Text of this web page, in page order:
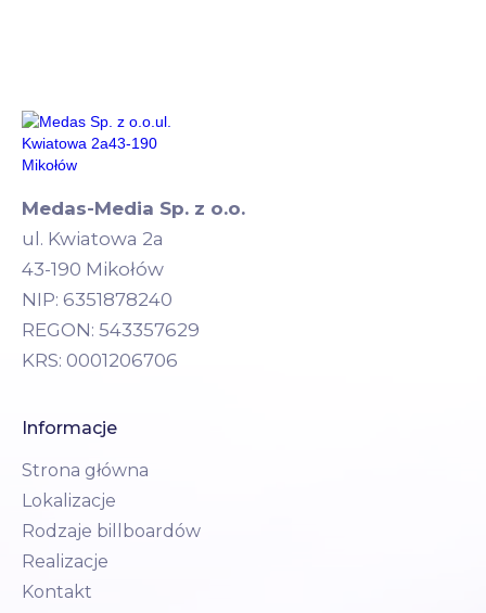
Medas-Media Sp. z o.o.
ul. Kwiatowa 2a
43-190 Mikołów
NIP: 6351878240
REGON: 543357629
KRS: 0001206706
Informacje
Strona główna
Lokalizacje
Rodzaje billboardów
Realizacje
Kontakt